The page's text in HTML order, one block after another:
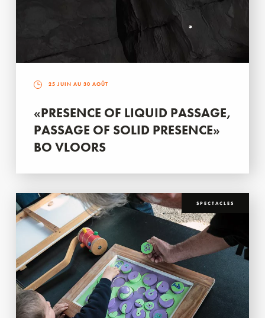
25 JUIN AU 30 AOÛT
«PRESENCE OF LIQUID PASSAGE,
PASSAGE OF SOLID PRESENCE»
BO VLOORS
SPECTACLES